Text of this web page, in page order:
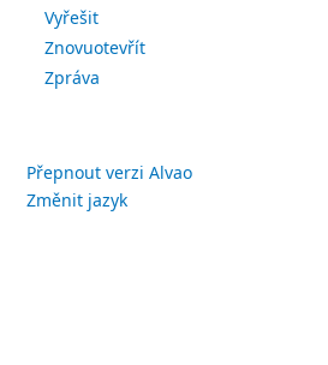
Vyřešit
Znovuotevřít
Zpráva
Přepnout verzi Alvao
Změnit jazyk